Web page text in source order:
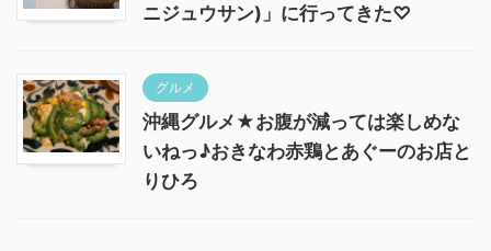
ニジュウサン)」に行ってきた♡
グルメ
沖縄グルメ★お腹が減っては楽しめな
いねっ♪おきなわ赤鶏とあぐーのお店と
りひろ